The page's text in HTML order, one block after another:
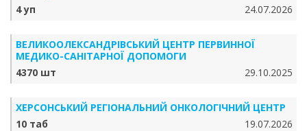
4 уп
24.07.2026
ВЕЛИКООЛЕКСАНДРІВСЬКИЙ ЦЕНТР ПЕРВИННОЇ
МЕДИКО-САНІТАРНОЇ ДОПОМОГИ
4370 шт
29.10.2025
ХЕРСОНСЬКИЙ РЕГІОНАЛЬНИЙ ОНКОЛОГІЧНИЙ ЦЕНТР
10 таб
19.07.2026